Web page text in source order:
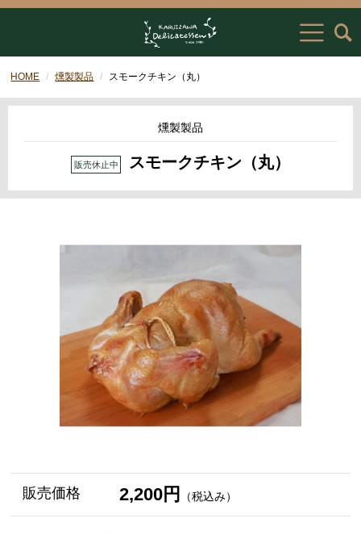
HOME 燻製製品 スモークチキン（丸）
燻製製品
スモークチキン（丸）
販売価格 2,200円 （税込み）